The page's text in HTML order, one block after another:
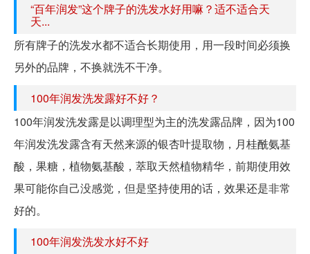
“百年润发”这个牌子的洗发水好用嘛？适不适合天
天...
所有牌子的洗发水都不适合长期使用，用一段时间必须换
另外的品牌，不换就洗不干净。
100年润发洗发露好不好？
100年润发洗发露是以调理型为主的洗发露品牌，因为100
年润发洗发露含有天然来源的银杏叶提取物，月桂酰氨基
酸，果糖，植物氨基酸，萃取天然植物精华，前期使用效
果可能你自己没感觉，但是坚持使用的话，效果还是非常
好的。
100年润发洗发水好不好